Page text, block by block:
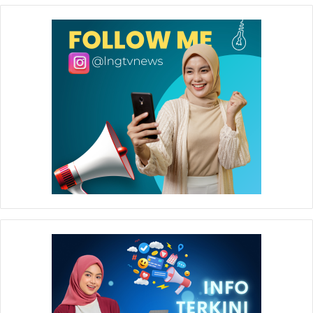
Badak LNG berada di peringkat pertama.
Itulah salah satu berkah kompetisi, dengan kompetitor
yang jelas dan target yang jelas, tidak ada yang bisa
mendebat pencapaian atau prestasi sebuah Perusahaan.
Atau bisa kita lihat salah satu proses Badak LNG dalam
memperbaiki diri karena sebuah kompetisi dapat dilihat
dari pencapaian Penghargaan PROPER (Program Penilaian
Peringkat Kinerja Perusahaan dalam Pengelolaan
Lingkungan Hidup). Tidak bisa dipungkiri bahwa
penghargaan PROPER ini adalah sebuah kompetisi juga
sama: pengelolaan lingkungan hidup.
Seperti yang kita tahu pada awalnya Badak LNG sempat
mendapatkan Proper Hijau tiga kali berturut-turut (2008-